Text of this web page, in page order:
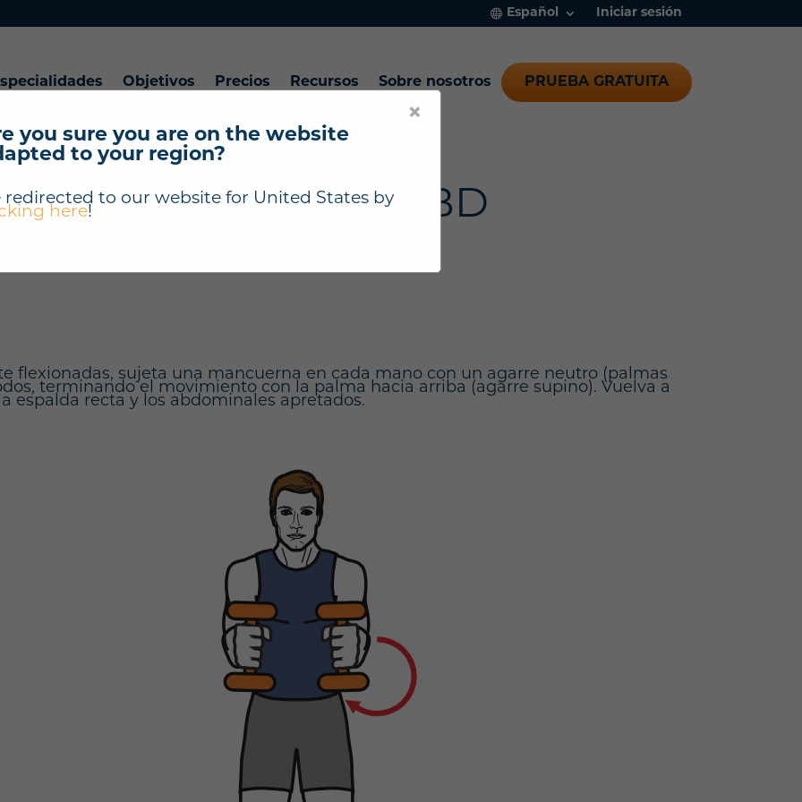
×
you sure you are on the website
to your region?
redirected to our website for United States by
here!
Español Iniciar sesión
Objetivos Precios Recursos Sobre nosotros PRUEBA GRATUITA
"Curl de bíceps con BD
flexionadas, sujeta una mancuerna en cada mano con un agarre neutro (palmas
terminando el movimiento con la palma hacia arriba (agarre supino). Vuelva a
espalda recta y los abdominales apretados.